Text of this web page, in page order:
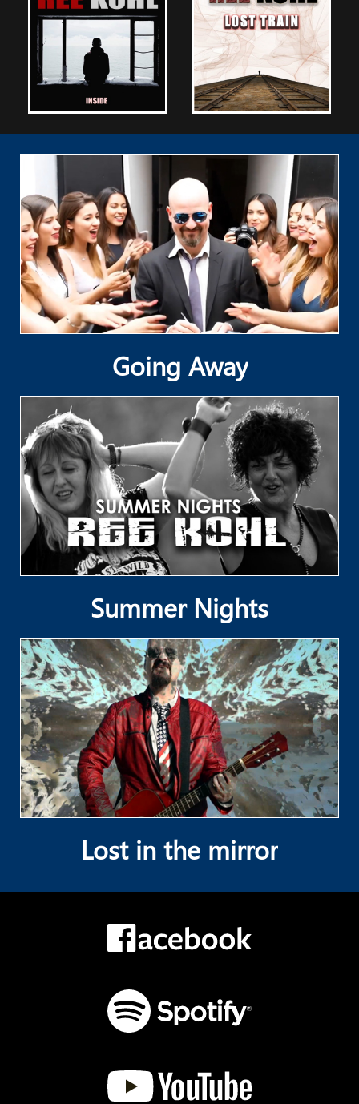
Going Away
Summer Nights
Lost in the mirror